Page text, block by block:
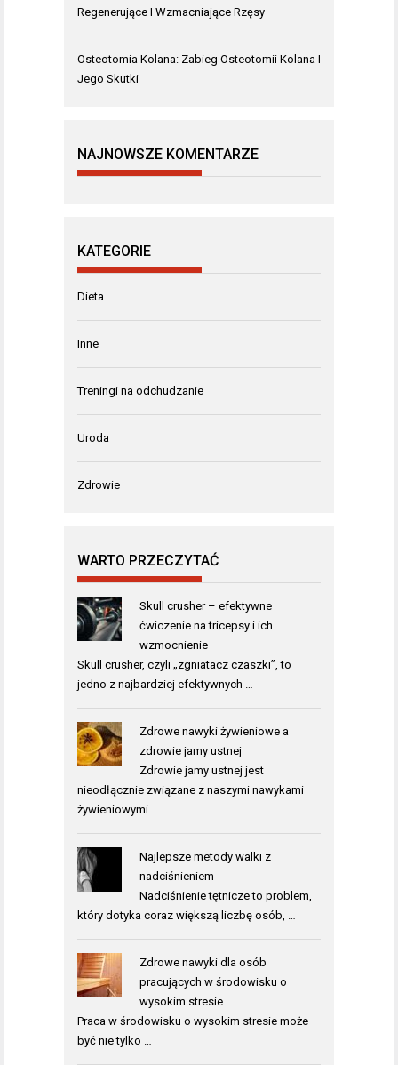
Regenerujące I Wzmacniające Rzęsy
Osteotomia Kolana: Zabieg Osteotomii Kolana I
Jego Skutki
NAJNOWSZE KOMENTARZE
KATEGORIE
Dieta
Inne
Treningi na odchudzanie
Uroda
Zdrowie
WARTO PRZECZYTAĆ
Skull crusher – efektywne
ćwiczenie na tricepsy i ich
wzmocnienie
Skull crusher, czyli „zgniatacz czaszki”, to
jedno z najbardziej efektywnych …
Zdrowe nawyki żywieniowe a
zdrowie jamy ustnej
Zdrowie jamy ustnej jest
nieodłącznie związane z naszymi nawykami
żywieniowymi. …
Najlepsze metody walki z
nadciśnieniem
Nadciśnienie tętnicze to problem,
który dotyka coraz większą liczbę osób, …
Zdrowe nawyki dla osób
pracujących w środowisku o
wysokim stresie
Praca w środowisku o wysokim stresie może
być nie tylko …